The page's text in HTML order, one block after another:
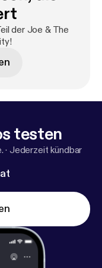
der Joe & The
testen
· Jederzeit kündbar